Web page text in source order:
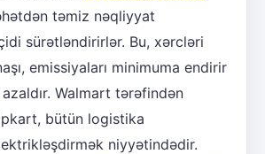
təmiz nəqliyyat
sürətləndirirlər. Bu, xərcləri
emissiyaları minimuma endirir
Walmart tərəfindən
bütün logistika
niyyətindədir.